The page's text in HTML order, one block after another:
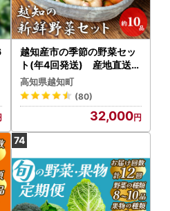
越知産市の季節の野菜セッ
ト(年4回発送) 産地直送
旬野菜
高知県越知町
(80)
32,000